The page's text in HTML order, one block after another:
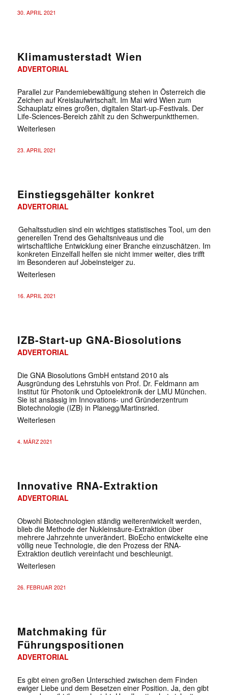
30. APRIL 2021
Klimamusterstadt Wien
ADVERTORIAL
Parallel zur Pandemiebewältigung stehen in Österreich die
Zeichen auf Kreislaufwirtschaft. Im Mai wird Wien zum
Schauplatz eines großen, digitalen Start-up-Festivals. Der
Life-Sciences-Bereich zählt zu den Schwerpunktthemen.
Weiterlesen
23. APRIL 2021
Einstiegsgehälter konkret
ADVERTORIAL
Gehaltsstudien sind ein wichtiges statistisches Tool, um den
generellen Trend des Gehaltsniveaus und die
wirtschaftliche Entwicklung einer Branche einzuschätzen. Im
konkreten Einzelfall helfen sie nicht immer weiter, dies trifft
im Besonderen auf Jobeinsteiger zu.
Weiterlesen
16. APRIL 2021
IZB-Start-up GNA-Biosolutions
ADVERTORIAL
Die GNA Biosolutions GmbH entstand 2010 als
Ausgründung des Lehrstuhls von Prof. Dr. Feldmann am
Institut für Photonik und Optoelektronik der LMU München.
Sie ist ansässig im Innovations- und Gründerzentrum
Biotechnologie (IZB) in Planegg/Martinsried.
Weiterlesen
4. MÄRZ 2021
Innovative RNA-Extraktion
ADVERTORIAL
Obwohl Biotechnologien ständig weiterentwickelt werden,
blieb die Methode der Nukleinsäure-Extraktion über
mehrere Jahrzehnte unverändert. BioEcho entwickelte eine
völlig neue Technologie, die den Prozess der RNA-
Extraktion deutlich vereinfacht und beschleunigt.
Weiterlesen
26. FEBRUAR 2021
Matchmaking für
Führungspositionen
ADVERTORIAL
Es gibt einen großen Unterschied zwischen dem Finden
ewiger Liebe und dem Besetzen einer Position. Ja, den gibt